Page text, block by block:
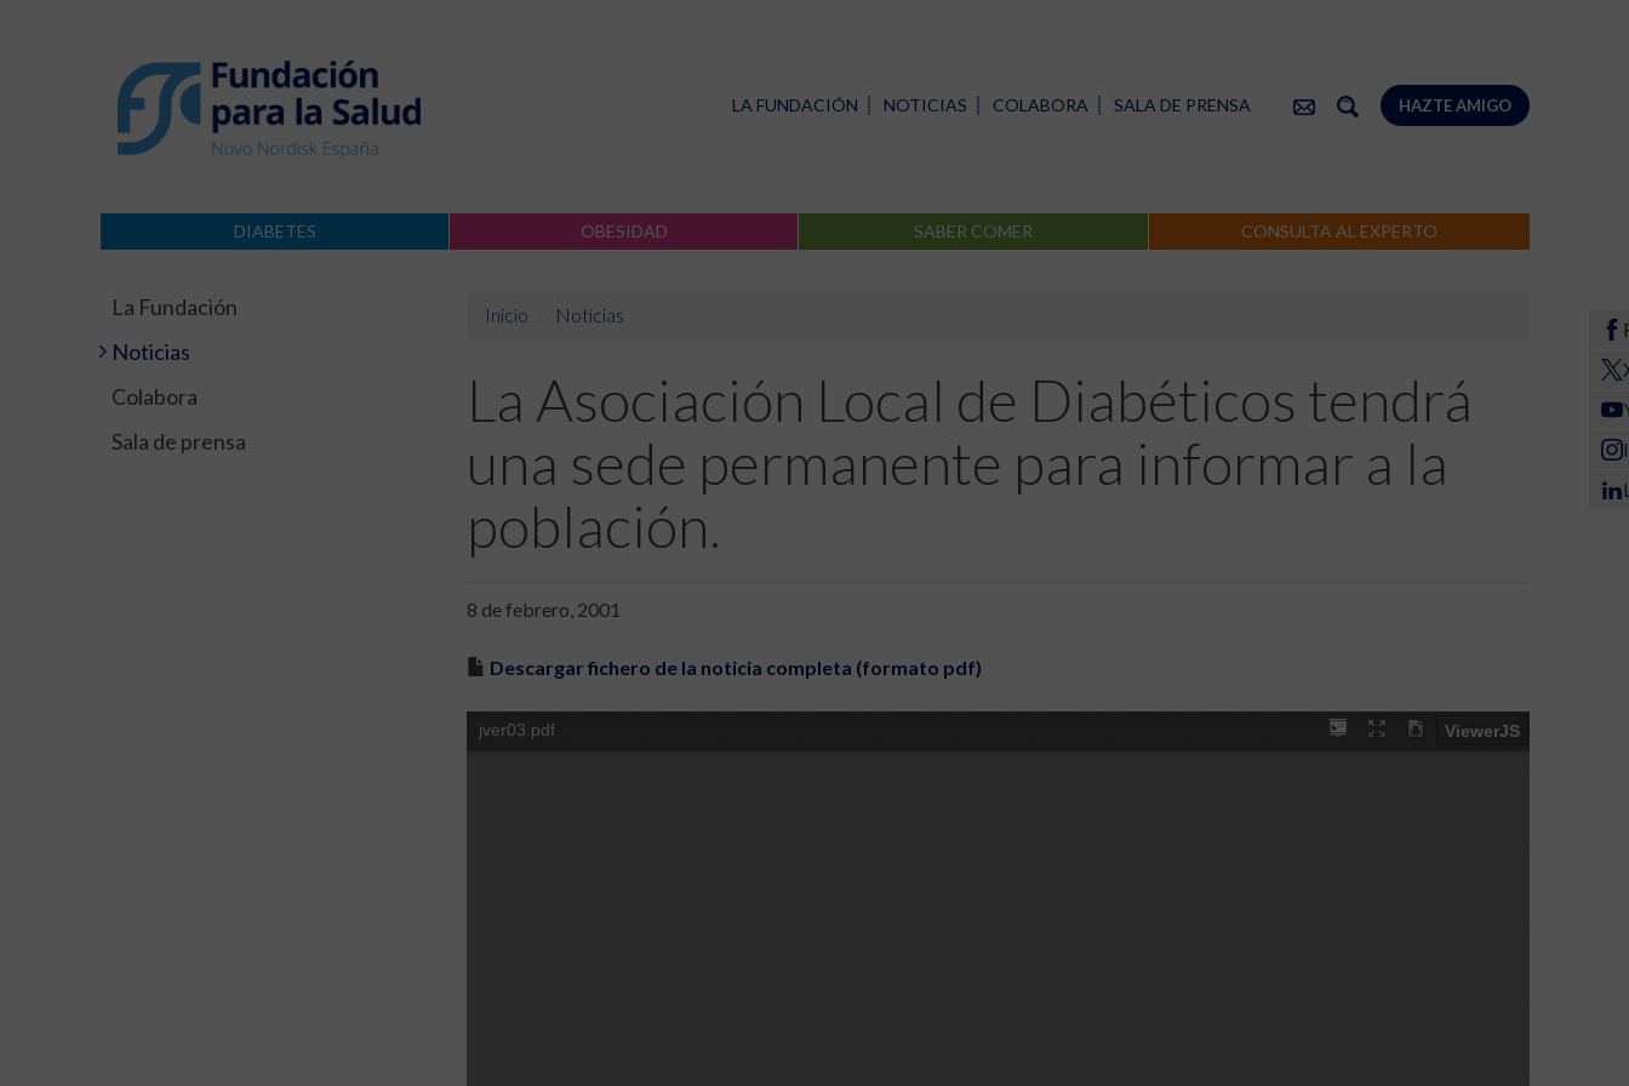
HAZTE AMIGO
LA FUNDACIÓN NOTICIAS COLABORA SALA DE PRENSA
DIABETES OBESIDAD SABER COMER CONSULTA AL EXPERTO
La Fundación
Noticias
Colabora
Sala de prensa
Inicio Noticias
La Asociación Local de Diabéticos tendrá
una sede permanente para informar a la
población.
8 de febrero, 2001
Descargar fichero de la noticia completa (formato pdf)